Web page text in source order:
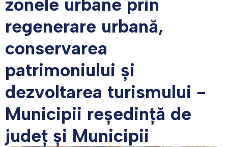
regenerare urbană,
conservarea
patrimoniului și
dezvoltarea turismului -
Municipii reședință de
județ și Municipii